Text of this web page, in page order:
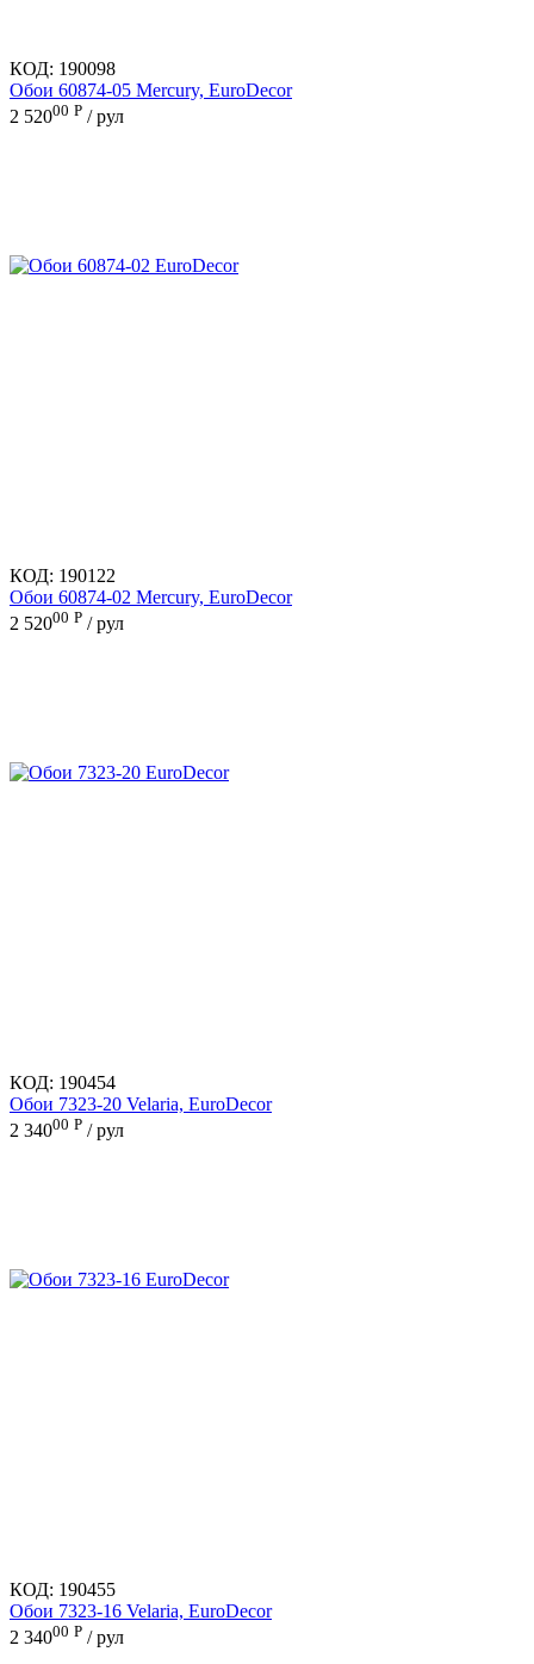
КОД: 190098
Обои 60874-05 Mercury, EuroDecor
2 52000 Р / рул
КОД: 190122
Обои 60874-02 Mercury, EuroDecor
2 52000 Р / рул
КОД: 190454
Обои 7323-20 Velaria, EuroDecor
2 34000 Р / рул
КОД: 190455
Обои 7323-16 Velaria, EuroDecor
2 34000 Р / рул